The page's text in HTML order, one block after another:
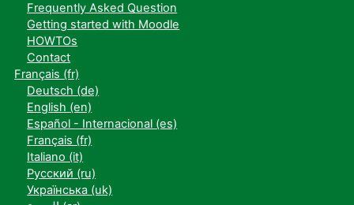
Frequently Asked Question
Getting started with Moodle
HOWTOs
Contact
Français ‎(fr)‎
Deutsch ‎(de)‎
English ‎(en)‎
Español - Internacional ‎(es)‎
Français ‎(fr)‎
Italiano ‎(it)‎
Русский ‎(ru)‎
Українська ‎(uk)‎